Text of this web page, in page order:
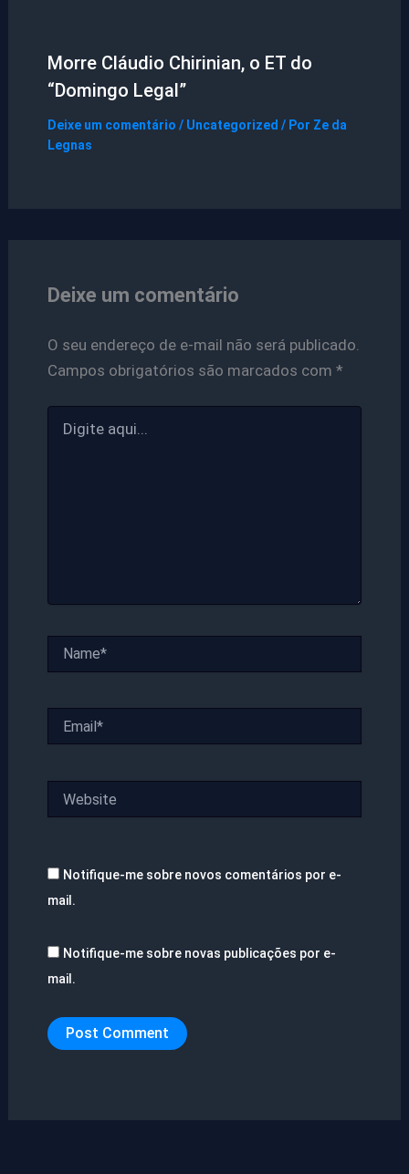
Morre Cláudio Chirinian, o ET do
“Domingo Legal”
Deixe um comentário / Uncategorized / Por Ze da
Legnas
Deixe um comentário
O seu endereço de e-mail não será publicado.
Campos obrigatórios são marcados com *
aqui...
Notifique-me sobre novos comentários por e-
mail.
Notifique-me sobre novas publicações por e-
mail.